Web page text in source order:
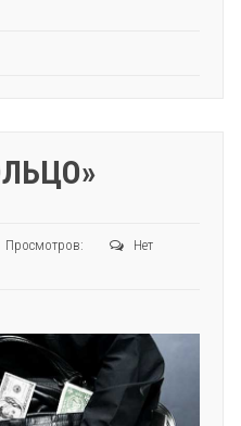
Просмотров:
Нет